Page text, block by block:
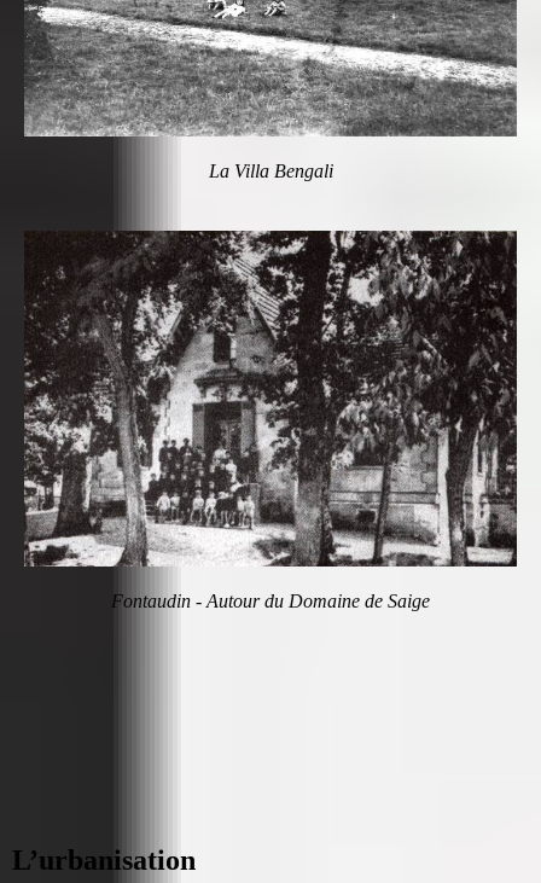
La Villa Bengali
Fontaudin - Autour du Domaine de Saige
L’urbanisation